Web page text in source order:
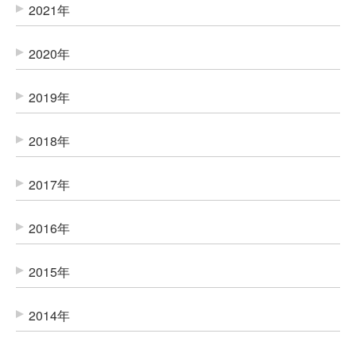
2021年
2020年
2019年
2018年
2017年
2016年
2015年
2014年